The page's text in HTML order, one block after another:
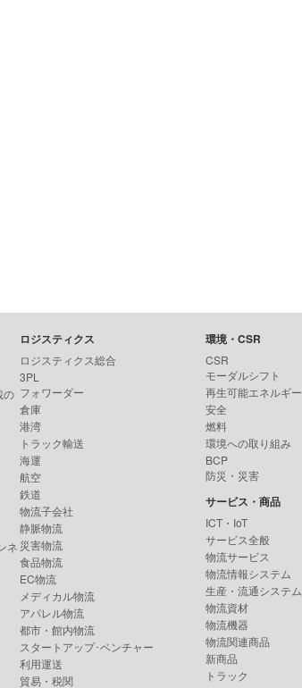
の
ネ
ロジスティクス
ロジスティクス総合
3PL
フォワーダー
倉庫
港湾
トラック輸送
海運
航空
鉄道
物流子会社
静脈物流
災害物流
食品物流
EC物流
メディカル物流
アパレル物流
都市・館内物流
スタートアップ･ベンチャー
利用運送
貿易・税関
環境・CSR
CSR
モーダルシフト
再生可能エネルギー
安全
燃料
環境への取り組み
BCP
防災・災害
サービス・商品
ICT・IoT
サービス全般
物流サービス
物流情報システム
生産・流通システム
物流資材
物流機器
物流関連商品
新商品
トラック